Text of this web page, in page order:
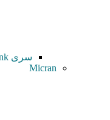
سری Minilink
Micran